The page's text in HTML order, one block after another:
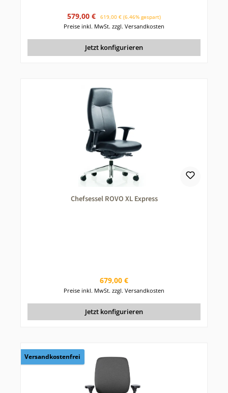
Verkaufspreis:
579,00 € Regulärer Preis:
619,00 € (6.46% gespart)
Preise inkl. MwSt. zzgl. Versandkosten
Jetzt konfigurieren
Chefsessel ROVO XL Express
Regulärer Preis:
679,00 €
Preise inkl. MwSt. zzgl. Versandkosten
Jetzt konfigurieren
Versandkostenfrei